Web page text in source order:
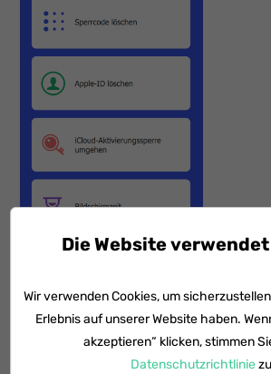
Es hat noch andere
Mit Klicks iPhone
Die Website
Wir verwenden Cookies, um
Erlebnis auf unserer Website haben.
akzeptieren“ klicken, stimmen
Datenschutzrichtlinie